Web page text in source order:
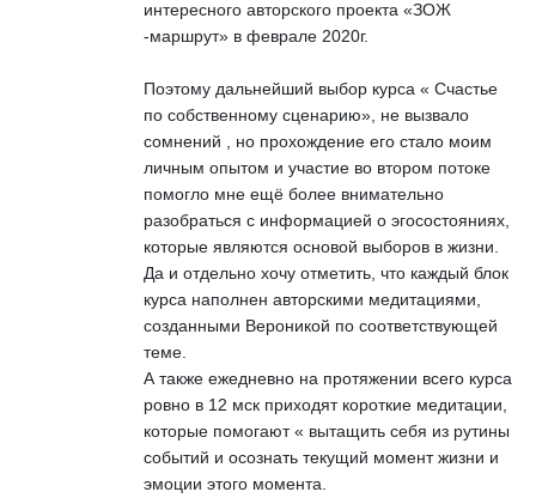
интересного авторского проекта «ЗОЖ
-маршрут» в феврале 2020г.
Поэтому дальнейший выбор курса « Счастье
по собственному сценарию», не вызвало
сомнений , но прохождение его стало моим
личным опытом и участие во втором потоке
помогло мне ещё более внимательно
разобраться с информацией о эгосостояниях,
которые являются основой выборов в жизни.
Да и отдельно хочу отметить, что каждый блок
курса наполнен авторскими медитациями,
созданными Вероникой по соответствующей
теме.
А также ежедневно на протяжении всего курса
ровно в 12 мск приходят короткие медитации,
которые помогают « вытащить себя из рутины
событий и осознать текущий момент жизни и
эмоции этого момента.